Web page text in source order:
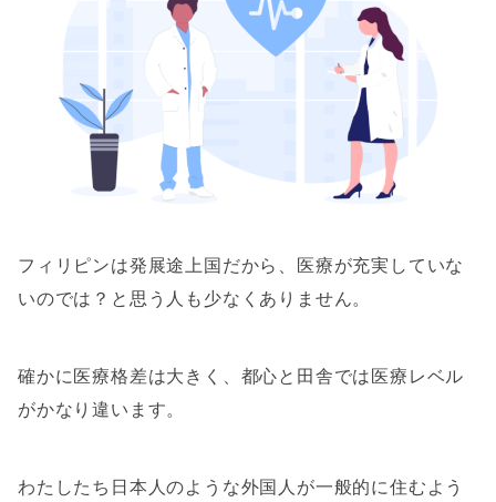
フィリピンは発展途上国だから、医療が充実していな
いのでは？と思う人も少なくありません。
確かに医療格差は大きく、都心と田舎では医療レベル
がかなり違います。
わたしたち日本人のような外国人が一般的に住むよう